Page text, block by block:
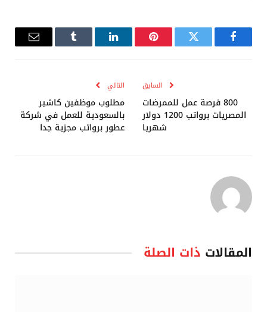
فيسبوك تويتر بينتيريستلينكدإن Tumblr
البريد
السابق
800 فرصة عمل للممرضات
المصريات برواتب 1200 دولار
شهريا
التالي
مطلوب موظفين كاشير
بالسعودية للعمل في شركة
عطور برواتب مجزية جدا
المقالات ذات الصلة